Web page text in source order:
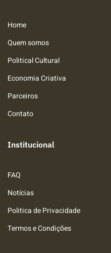
Home
Quem somos
Political Cultural
Economia Criativa
Parceiros
Contato
Institucional
FAQ
Notícias
Politica de Privacidade
Termos e Condições